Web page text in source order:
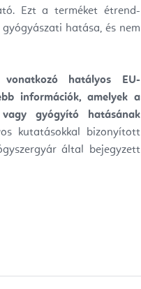
Ezt a terméket étrend-
hatása, és nem
vonatkozó hatályos EU-
információk, amelyek a
vagy gyógyító hatásának
kutatásokkal bizonyított
által bejegyzett